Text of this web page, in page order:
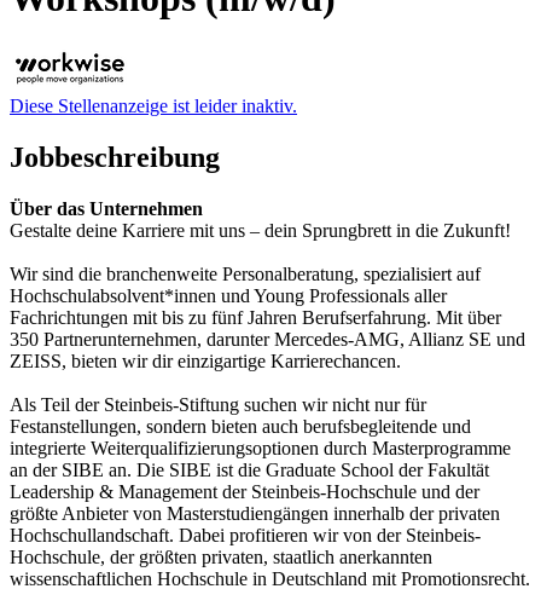
Diese Stellenanzeige ist leider inaktiv.
Jobbeschreibung
Über das Unternehmen
Gestalte deine Karriere mit uns – dein Sprungbrett in die Zukunft!
Wir sind die branchenweite Personalberatung, spezialisiert auf
Hochschulabsolvent*innen und Young Professionals aller
Fachrichtungen mit bis zu fünf Jahren Berufserfahrung. Mit über
350 Partnerunternehmen, darunter Mercedes-AMG, Allianz SE und
ZEISS, bieten wir dir einzigartige Karrierechancen.
Als Teil der Steinbeis-Stiftung suchen wir nicht nur für
Festanstellungen, sondern bieten auch berufsbegleitende und
integrierte Weiterqualifizierungsoptionen durch Masterprogramme
an der SIBE an. Die SIBE ist die Graduate School der Fakultät
Leadership & Management der Steinbeis-Hochschule und der
größte Anbieter von Masterstudiengängen innerhalb der privaten
Hochschullandschaft. Dabei profitieren wir von der Steinbeis-
Hochschule, der größten privaten, staatlich anerkannten
wissenschaftlichen Hochschule in Deutschland mit Promotionsrecht.